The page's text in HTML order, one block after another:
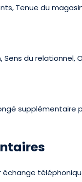
Tenue du
du relationnel,